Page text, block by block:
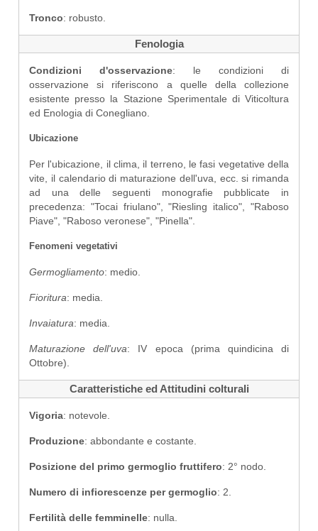
Tronco: robusto.
Fenologia
Condizioni d'osservazione: le condizioni di
osservazione si riferiscono a quelle della collezione
esistente presso la Stazione Sperimentale di Viticoltura
ed Enologia di Conegliano.
Ubicazione
Per l'ubicazione, il clima, il terreno, le fasi vegetative della
vite, il calendario di maturazione dell'uva, ecc. si rimanda
ad una delle seguenti monografie pubblicate in
precedenza: "Tocai friulano", "Riesling italico", "Raboso
Piave", "Raboso veronese", "Pinella".
Fenomeni vegetativi
Germogliamento: medio.
Fioritura: media.
Invaiatura: media.
Maturazione dell'uva: IV epoca (prima quindicina di
Ottobre).
Caratteristiche ed Attitudini colturali
Vigoria: notevole.
Produzione: abbondante e costante.
Posizione del primo germoglio fruttifero: 2° nodo.
Numero di infiorescenze per germoglio: 2.
Fertilità delle femminelle: nulla.